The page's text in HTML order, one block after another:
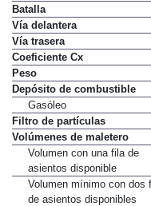
Batalla
Vía delantera
Vía trasera
Coeficiente Cx
Peso
Depósito de combustible
Gasóleo
Filtro de partículas
Volúmenes de maletero
Volumen con una fila de
asientos disponible
Volumen mínimo con dos
de asientos disponibles